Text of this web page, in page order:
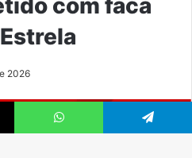
WhatsApp Telegram